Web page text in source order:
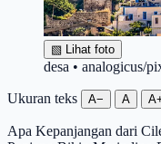
▧ Lihat foto
desa • analogicus/
Ukuran teks A− A
Apa Kepanjangan dari